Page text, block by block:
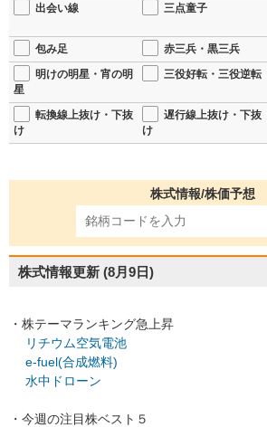
出会い線
三点童子
包み足
赤三兵・黒三兵
明けの明星・宵の明
星
三役好転・三役逆転
転換線上抜け・下抜
け
遅行線上抜け・下抜
け
株式情報/株価予想
株式情報更新 (8月9日)
・株テーマランキング急上昇
リチウム空気電池
e-fuel(合成燃料)
水中ドローン
・今週の注目株ベスト５